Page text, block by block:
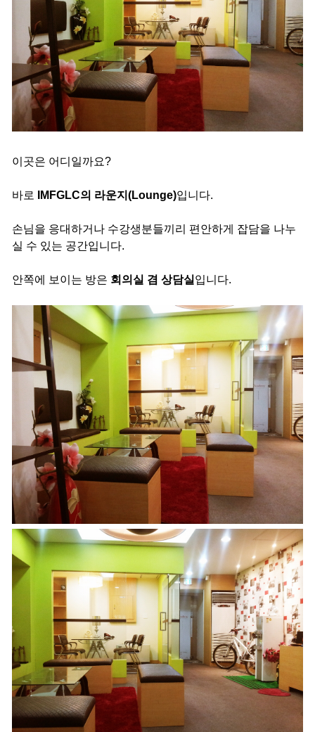
이곳은 어디일까요?
바로 IMFGLC의 라운지(Lounge)입니다.
손님을 응대하거나 수강생분들끼리 편안하게 잡담을 나누
실 수 있는 공간입니다.
안쪽에 보이는 방은 회의실 겸 상담실 입니다.